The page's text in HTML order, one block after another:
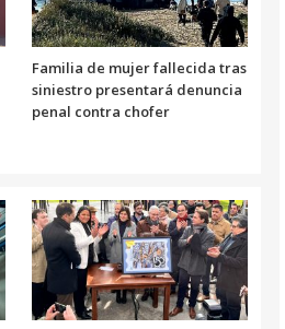
Familia de mujer fallecida tras
siniestro presentará denuncia
penal contra chofer